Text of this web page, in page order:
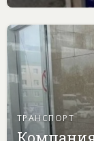
ТРАНСПОРТ